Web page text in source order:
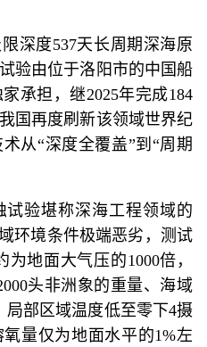
深度537天长周期深海原
验由位于洛阳市的中国船
承担，继2025年完成184
国再度刷新该领域世界纪
从“深度全覆盖”到“周期
验堪称深海工程领域的
环境条件极端恶劣，测试
为地面大气压的1000倍，
头非洲象的重量、海域
局部区域温度低至零下4摄
量仅为地面水平的1%左